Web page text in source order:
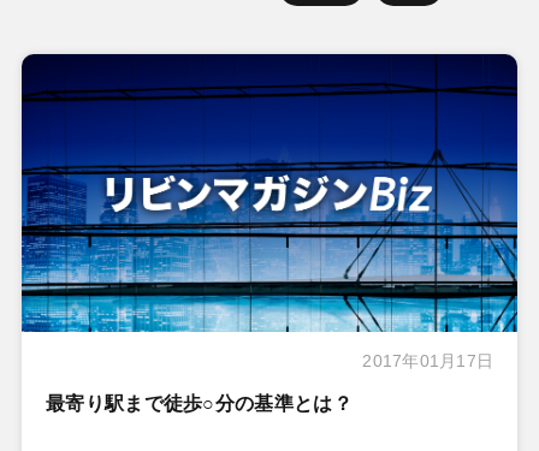
2017年01月17日
最寄り駅まで徒歩○分の基準とは？